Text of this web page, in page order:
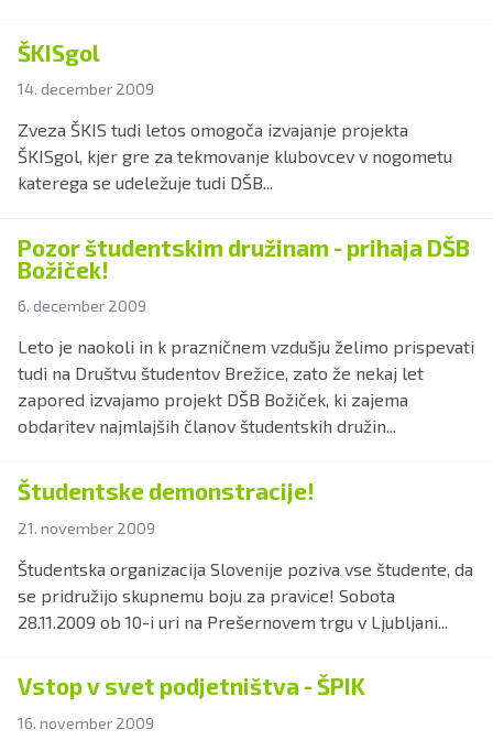
ŠKISgol
14. december 2009
Zveza ŠKIS tudi letos omogoča izvajanje projekta
ŠKISgol, kjer gre za tekmovanje klubovcev v nogometu
katerega se udeležuje tudi DŠB...
Pozor študentskim družinam - prihaja DŠB
Božiček!
6. december 2009
Leto je naokoli in k prazničnem vzdušju želimo prispevati
tudi na Društvu študentov Brežice, zato že nekaj let
zapored izvajamo projekt DŠB Božiček, ki zajema
obdaritev najmlajših članov študentskih družin...
Študentske demonstracije!
21. november 2009
Študentska organizacija Slovenije poziva vse študente, da
se pridružijo skupnemu boju za pravice! Sobota
28.11.2009 ob 10-i uri na Prešernovem trgu v Ljubljani...
Vstop v svet podjetništva - ŠPIK
16. november 2009